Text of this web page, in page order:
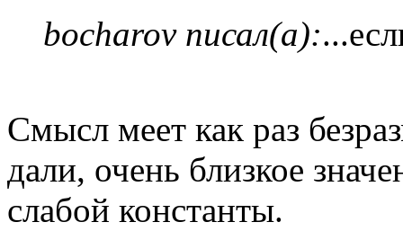
bocharov писал(а):
Смысл меет как раз
дали, очень близкое
слабой константы.